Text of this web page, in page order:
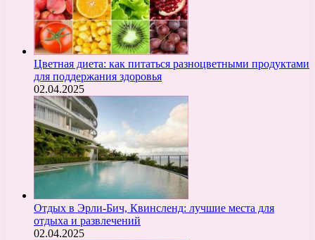
Цветная диета: как питаться разноцветными продуктами
для поддержания здоровья
02.04.2025
Отдых в Эрли-Бич, Квинсленд: лучшие места для
отдыха и развлечений
02.04.2025